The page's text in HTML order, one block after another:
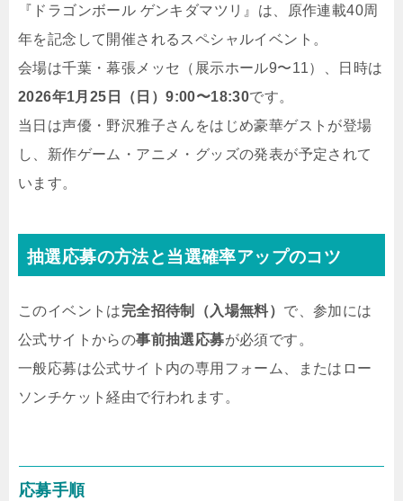
『ドラゴンボール ゲンキダマツリ』は、原作連載40周
年を記念して開催されるスペシャルイベント。
会場は千葉・幕張メッセ（展示ホール9〜11）、日時は
2026年1月25日（日）9:00〜18:30です。
当日は声優・野沢雅子さんをはじめ豪華ゲストが登場
し、新作ゲーム・アニメ・グッズの発表が予定されて
います。
抽選応募の方法と当選確率アップのコツ
このイベントは完全招待制（入場無料） で、参加には
公式サイトからの事前抽選応募が必須です。
一般応募は公式サイト内の専用フォーム、またはロー
ソンチケット経由で行われます。
応募手順